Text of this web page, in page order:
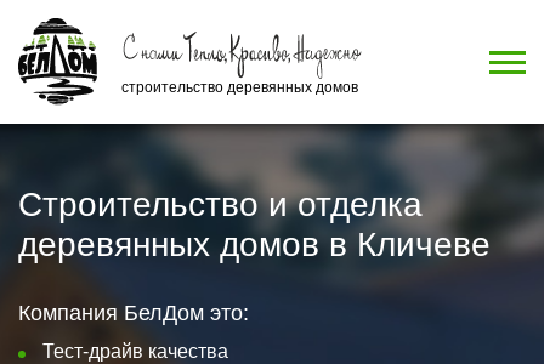
строительство деревянных домов
Строительство и отделка
деревянных домов в Кличеве
Компания БелДом это:
Тест-драйв качества